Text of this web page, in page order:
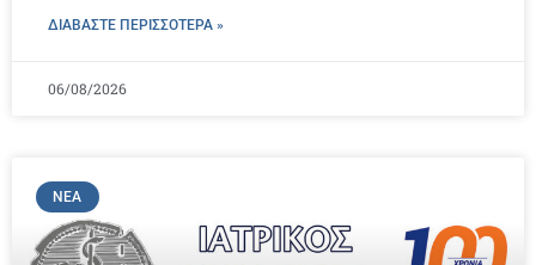
ΔΙΑΒΑΣΤΕ ΠΕΡΙΣΣΌΤΕΡΑ »
06/08/2026
ΝΈΑ